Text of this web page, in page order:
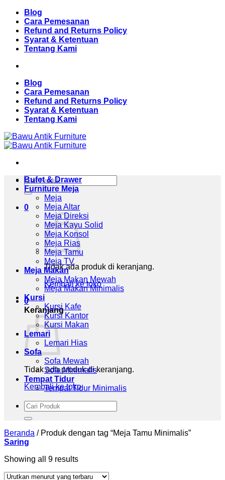
Skip
content
Blog
Cara Pemesanan
Refund and Returns Policy
Syarat & Ketentuan
Tentang Kami
Blog
Cara Pemesanan
Refund and Returns Policy
Syarat & Ketentuan
Tentang Kami
Pencarian
untuk:
0
Tidak ada produk di keranjang.
Kembali ke toko
0
Keranjang
Tidak ada produk di keranjang.
Kembali ke toko
Bufet & Drawer
Furniture Meja
Meja
Meja Altar
Meja Direksi
Meja Kayu Solid
Meja Konsol
Meja Rias
Meja Tamu
Meja TV
Meja Makan
Meja Makan Mewah
Meja Makan Minimalis
Kursi
Kursi Kafe
Kursi Kantor
Kursi Makan
Lemari
Lemari Hias
Sofa
Sofa Mewah
Sofa Minimalis
Tempat Tidur
Tempat Tidur Minimalis
Pencarian
untuk:
Beranda /Produk dengan tag “Meja Tamu Minimalis”
Saring
Showing all 9 results